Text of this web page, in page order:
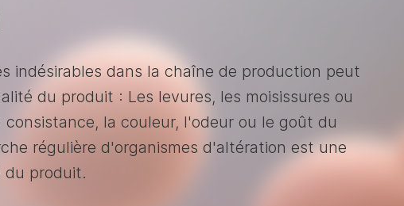
indésirables dans la chaîne de production peut
du produit : Les levures, les moisissures ou
la couleur, l'odeur ou le goût du
régulière d'organismes d'altération est une
du produit.